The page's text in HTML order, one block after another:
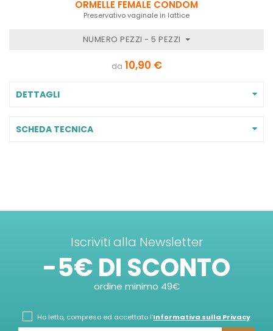
ORMELLE FEMALE CONDOM
Preservativo vaginale in lattice
NUMERO PEZZI - 5 PEZZI
da 10,90 €
DETTAGLI
SCHEDA TECNICA
Iscriviti alla Newsletter
-5€ DI SCONTO
ordine minimo 49€
Ho letto, compreso ed accettato l'Informativa sulla Privacy